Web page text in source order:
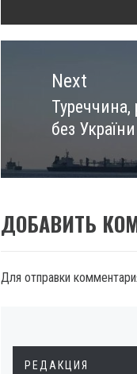
Next
Next
post:
Туреччина,
без
ДОБАВИТЬ
Для отправки
РЕДАКЦИЯ